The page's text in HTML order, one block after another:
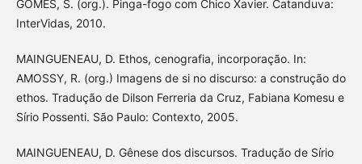
GOMES, S. (org.). Pinga-fogo com Chico Xavier. Catanduva:
InterVidas, 2010.
MAINGUENEAU, D. Ethos, cenografia, incorporação. In:
AMOSSY, R. (org.) Imagens de si no discurso: a construção do
ethos. Tradução de Dilson Ferreria da Cruz, Fabiana Komesu e
Sírio Possenti. São Paulo: Contexto, 2005.
MAINGUENEAU, D. Gênese dos discursos. Tradução de Sírio